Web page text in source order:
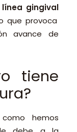
línea gingival
que provoca
avance de
tiene
hemos